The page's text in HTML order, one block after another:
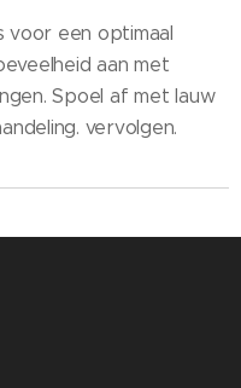
voor een optimaal
aan met
Spoel af met lauw
vervolgen.